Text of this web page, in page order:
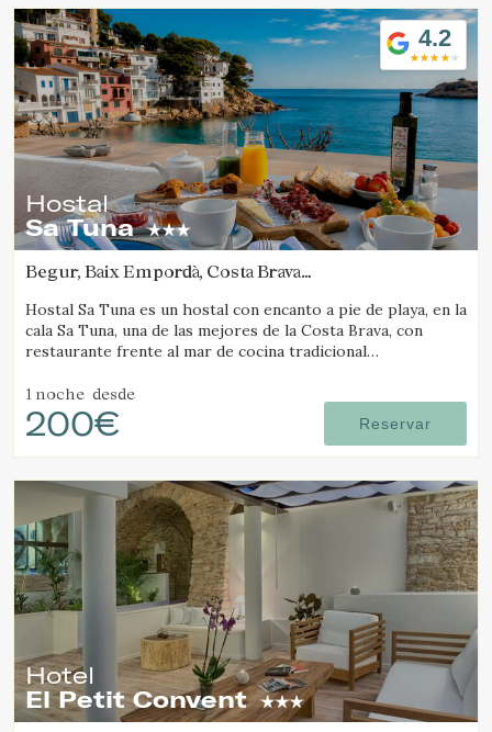
4.2
Hostal
Sa Tuna
Begur, Baix Empordà, Costa Brava
Hostal Sa Tuna es un hostal con encanto a pie de playa, en la
cala Sa Tuna, una de las mejores de la Costa Brava, con
restaurante frente al mar de cocina tradicional
1 noche desde
200€ Reservar
Hotel
El Petit Convent